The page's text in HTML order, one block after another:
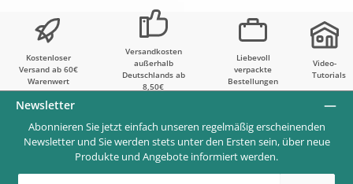
Kostenloser
Versand ab 60€
Warenwert
Versandkosten
außerhalb
Deutschlands ab
8,50€
Liebevoll
verpackte
Bestellungen
Video-
Tutorials
Newsletter
Abonnieren Sie jetzt einfach unseren regelmäßig erscheinenden
Newsletter und Sie werden stets unter den Ersten sein, über neue
Produkte und Angebote informiert werden.